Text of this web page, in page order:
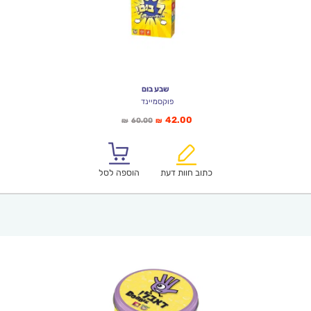
שבע בום
פוקסמיינד
₪ 60.00המחיר
₪60.00.
₪ 42.00
הוא:
כתוב חוות דעת
הוספה לסל